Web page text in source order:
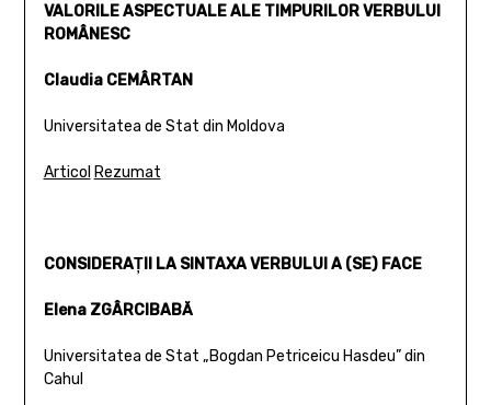
VALORILE ASPECTUALE ALE TIMPURILOR VERBULUI
ROMÂNESC
Claudia CEMÂRTAN
Universitatea de Stat din Moldova
Articol Rezumat
CONSIDERAŢII LA SINTAXA VERBULUI A (SE) FACE
Elena ZGÂRCIBABĂ
Universitatea de Stat „Bogdan Petriceicu Hasdeu” din
Cahul